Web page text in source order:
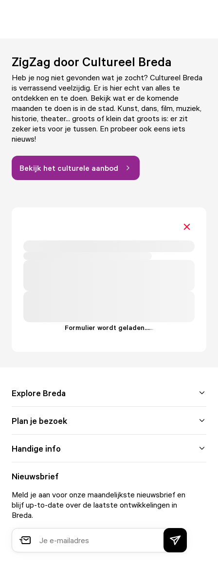
ZigZag door Cultureel Breda
Heb je nog niet gevonden wat je zocht? Cultureel Breda
is verrassend veelzijdig. Er is hier echt van alles te
ontdekken en te doen. Bekijk wat er de komende
maanden te doen is in de stad. Kunst, dans, film, muziek,
historie, theater... groots of klein dat groots is: er zit
zeker iets voor je tussen. En probeer ook eens iets
nieuws!
Bekijk het culturele aanbod
Formulier wordt geladen......
Explore Breda
Plan je bezoek
Handige info
Nieuwsbrief
Meld je aan voor onze maandelijkste nieuwsbrief en
blijf up-to-date over de laatste ontwikkelingen in
Breda.